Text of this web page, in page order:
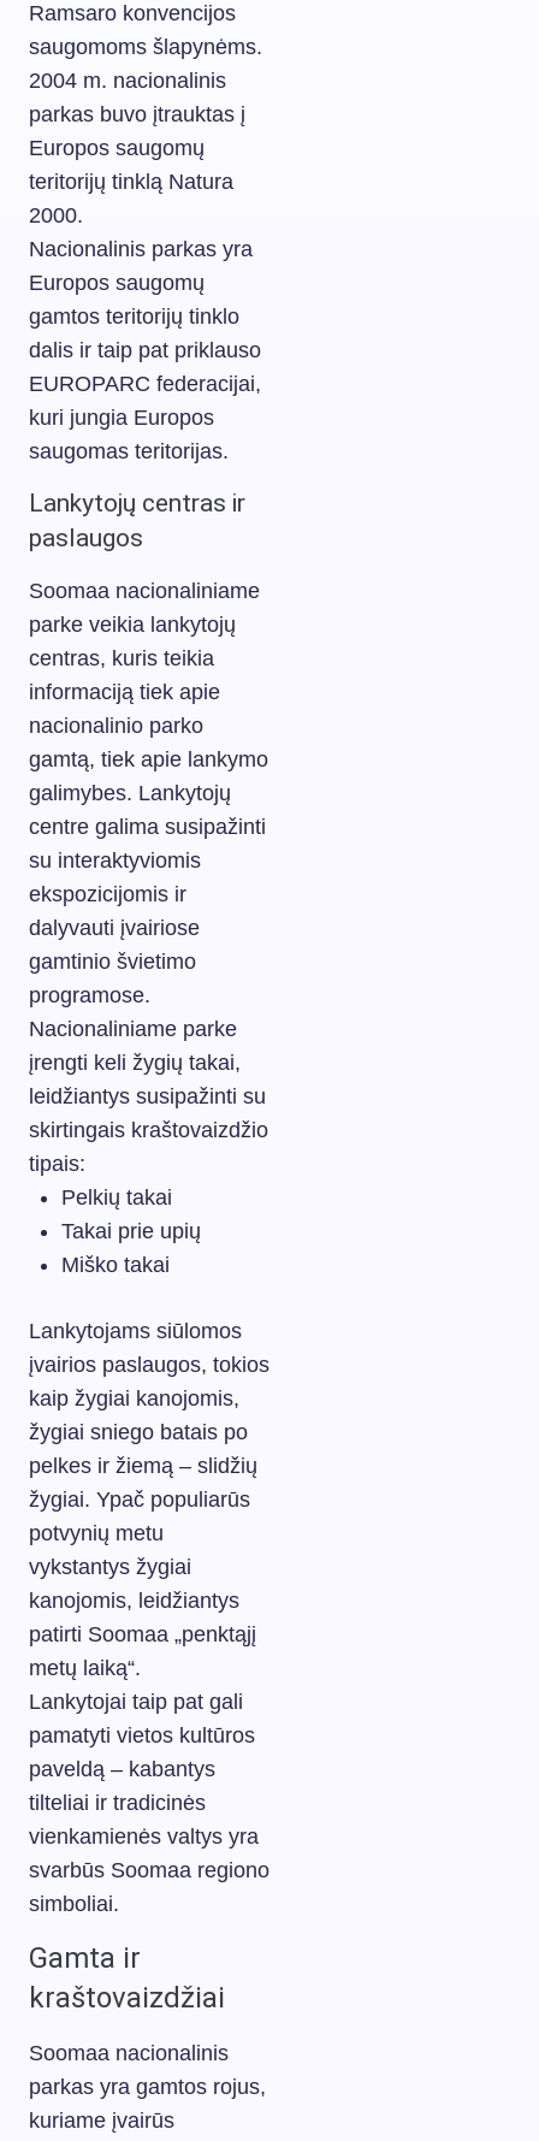
Ramsaro konvencijos
saugomoms šlapynėms.
2004 m. nacionalinis
parkas buvo įtrauktas į
Europos saugomų
teritorijų tinklą Natura
2000.
Nacionalinis parkas yra
Europos saugomų
gamtos teritorijų tinklo
dalis ir taip pat priklauso
EUROPARC federacijai,
kuri jungia Europos
saugomas teritorijas.
Lankytojų centras ir
paslaugos
Soomaa nacionaliniame
parke veikia lankytojų
centras, kuris teikia
informaciją tiek apie
nacionalinio parko
gamtą, tiek apie lankymo
galimybes. Lankytojų
centre galima susipažinti
su interaktyviomis
ekspozicijomis ir
dalyvauti įvairiose
gamtinio švietimo
programose.
Nacionaliniame parke
įrengti keli žygių takai,
leidžiantys susipažinti su
skirtingais kraštovaizdžio
tipais:
Pelkių takai
Takai prie upių
Miško takai
Lankytojams siūlomos
įvairios paslaugos, tokios
kaip žygiai kanojomis,
žygiai sniego batais po
pelkes ir žiemą – slidžių
žygiai. Ypač populiarūs
potvynių metu
vykstantys žygiai
kanojomis, leidžiantys
patirti Soomaa „penktąjį
metų laiką“.
Lankytojai taip pat gali
pamatyti vietos kultūros
paveldą – kabantys
tilteliai ir tradicinės
vienkamienės valtys yra
svarbūs Soomaa regiono
simboliai.
Gamta ir
kraštovaizdžiai
Soomaa nacionalinis
parkas yra gamtos rojus,
kuriame įvairūs